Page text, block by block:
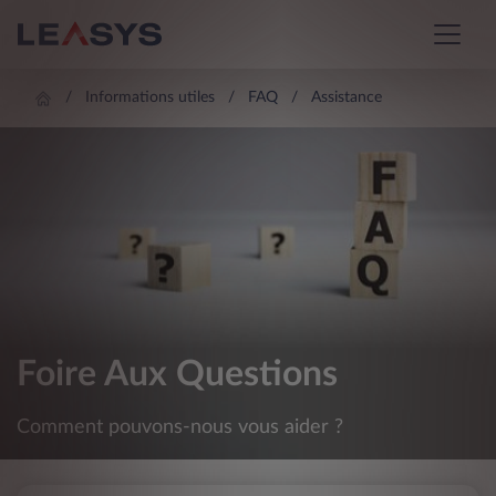
Informations utiles FAQ Assistance
Foire Aux Questions
Comment pouvons-nous vous aider ?